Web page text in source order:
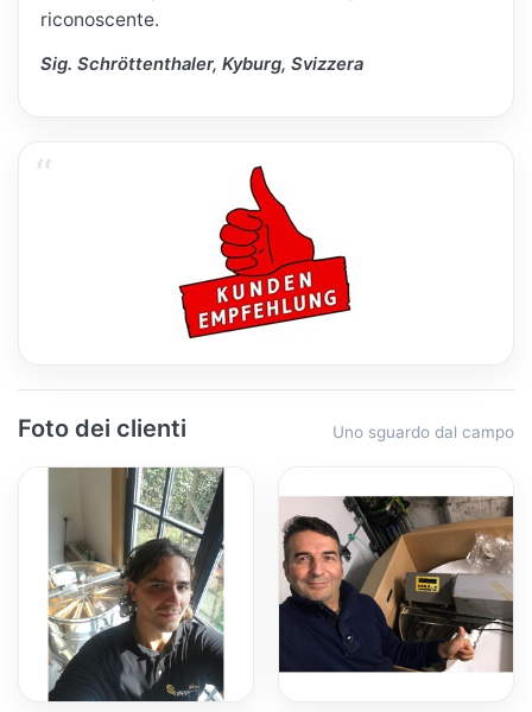
riconoscente.
Sig. Schröttenthaler, Kyburg, Svizzera
Foto dei clienti Uno sguardo dal campo